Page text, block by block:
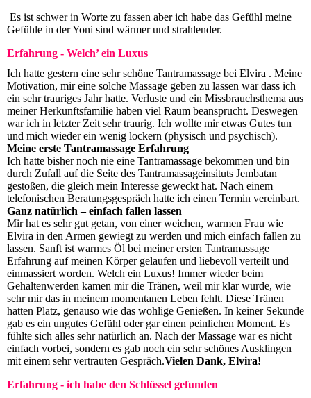
Es ist schwer in Worte zu fassen aber ich habe das Gefühl meine
Gefühle in der Yoni sind wärmer und strahlender.
Erfahrung - Welch’ ein Luxus
Ich hatte gestern eine sehr schöne Tantramassage bei Elvira . Meine
Motivation, mir eine solche Massage geben zu lassen war dass ich
ein sehr trauriges Jahr hatte. Verluste und ein Missbrauchsthema aus
meiner Herkunftsfamilie haben viel Raum beansprucht. Deswegen
war ich in letzter Zeit sehr traurig. Ich wollte mir etwas Gutes tun
und mich wieder ein wenig lockern (physisch und psychisch).
Meine erste Tantramassage Erfahrung
Ich hatte bisher noch nie eine Tantramassage bekommen und bin
durch Zufall auf die Seite des Tantramassageinsituts Jembatan
gestoßen, die gleich mein Interesse geweckt hat. Nach einem
telefonischen Beratungsgespräch hatte ich einen Termin vereinbart.
Ganz natürlich – einfach fallen lassen
Mir hat es sehr gut getan, von einer weichen, warmen Frau wie
Elvira in den Armen gewiegt zu werden und mich einfach fallen zu
lassen. Sanft ist warmes Öl bei meiner ersten Tantramassage
Erfahrung auf meinen Körper gelaufen und liebevoll verteilt und
einmassiert worden. Welch ein Luxus! Immer wieder beim
Gehaltenwerden kamen mir die Tränen, weil mir klar wurde, wie
sehr mir das in meinem momentanen Leben fehlt. Diese Tränen
hatten Platz, genauso wie das wohlige Genießen. In keiner Sekunde
gab es ein ungutes Gefühl oder gar einen peinlichen Moment. Es
fühlte sich alles sehr natürlich an. Nach der Massage war es nicht
einfach vorbei, sondern es gab noch ein sehr schönes Ausklingen
mit einem sehr vertrauten Gespräch.Vielen Dank, Elvira!
Erfahrung - ich habe den Schlüssel gefunden